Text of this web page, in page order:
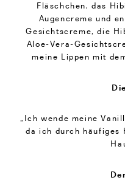
Fläschchen, das
Augencreme und
Gesichtscreme, die
Aloe-Vera-
meine Lippen mit
„Ich wende meine
da ich durch häufiges